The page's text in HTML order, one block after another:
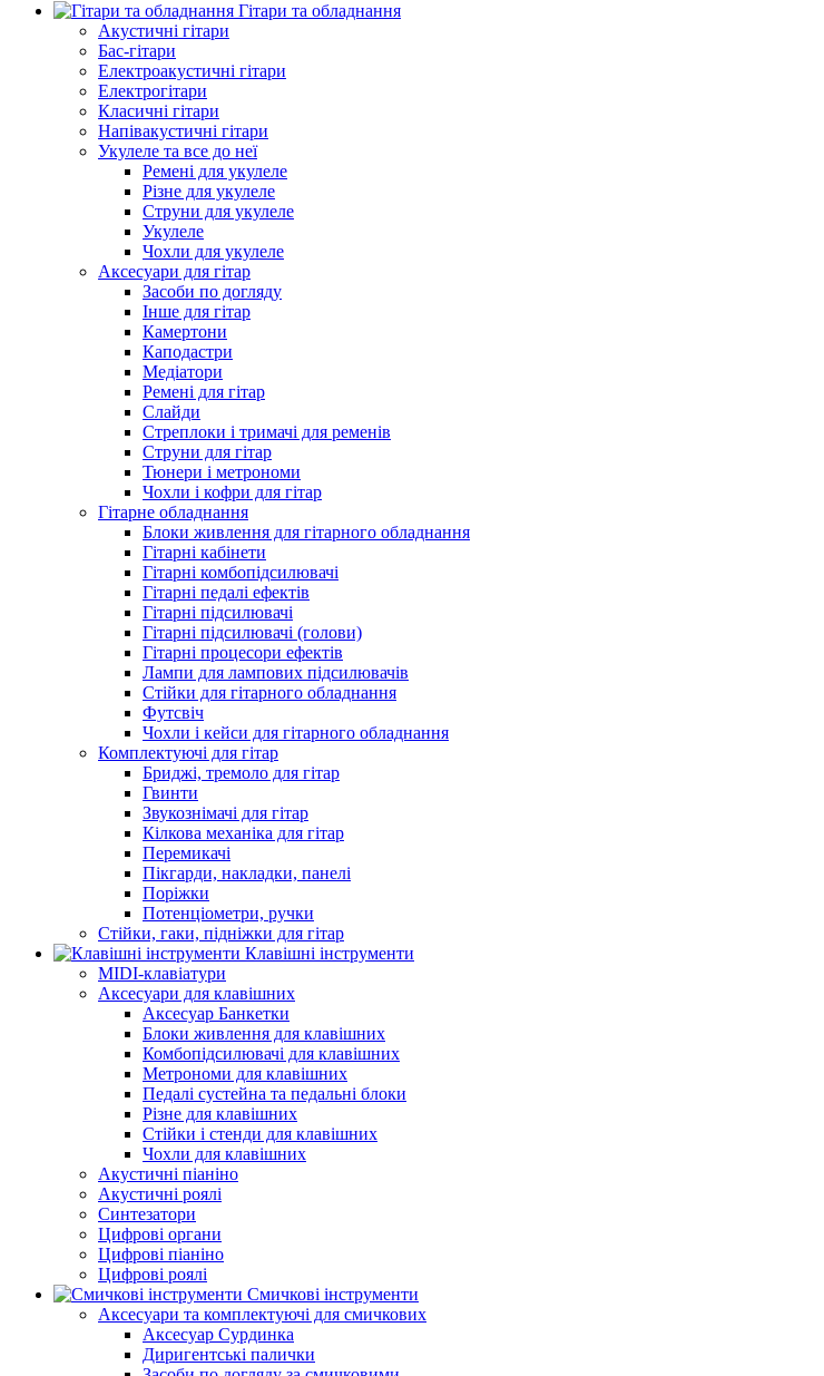
Гітари та обладнання
Акустичні гітари
Бас-гітари
Електроакустичні гітари
Електрогітари
Класичні гітари
Напівакустичні гітари
Укулеле та все до неї
Ремені для укулеле
Різне для укулеле
Струни для укулеле
Укулеле
Чохли для укулеле
Аксесуари для гітар
Засоби по догляду
Інше для гітар
Камертони
Каподастри
Медіатори
Ремені для гітар
Слайди
Стреплоки і тримачі для ременів
Струни для гітар
Тюнери і метрономи
Чохли і кофри для гітар
Гітарне обладнання
Блоки живлення для гітарного обладнання
Гітарні кабінети
Гітарні комбопідсилювачі
Гітарні педалі ефектів
Гітарні підсилювачі
Гітарні підсилювачі (голови)
Гітарні процесори ефектів
Лампи для лампових підсилювачів
Стійки для гітарного обладнання
Футсвіч
Чохли і кейси для гітарного обладнання
Комплектуючі для гітар
Бриджі, тремоло для гітар
Гвинти
Звукознімачі для гітар
Кілкова механіка для гітар
Перемикачі
Пікгарди, накладки, панелі
Поріжки
Потенціометри, ручки
Стійки, гаки, підніжки для гітар
Клавішні інструменти
MIDI-клавіатури
Аксесуари для клавішних
Аксесуар Банкетки
Блоки живлення для клавішних
Комбопідсилювачі для клавішних
Метрономи для клавішних
Педалі сустейна та педальні блоки
Різне для клавішних
Стійки і стенди для клавішних
Чохли для клавішних
Акустичні піаніно
Акустичні роялі
Синтезатори
Цифрові органи
Цифрові піаніно
Цифрові роялі
Смичкові інструменти
Аксесуари та комплектуючі для смичкових
Аксесуар Сурдинка
Диригентські палички